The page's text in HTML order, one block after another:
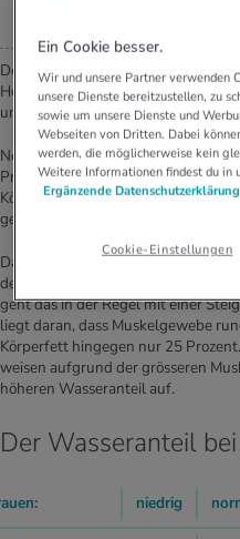
Der menschliche Körper besteht zu
Höhe des Anteils wird durch
und Geschlecht.
Neugeborene haben einen
Prozent, bei Erwachsenen liegt er
Körperbau ist der Wasseranteil bei
geringer als bei Männern.
Daneben spielen auch die
des Körpers eine wichtige Rolle.
geht das in der Regel mit einer
liegt daran, dass Muskelgewebe
Körperfett hingegen nur 25
weisen aufgrund der grösseren
höheren Wasseranteil auf.
Der Wasseranteil
niedrig
Ein Cookie besser.
Wir und unsere Partner verwenden
unsere Dienste bereitzustellen, zu
sowie um unsere Dienste und
Webseiten von Dritten. Dabei
werden, die möglicherweise kein
Weitere Informationen findest du in
Ergänzende
Cookie-Einstellungen